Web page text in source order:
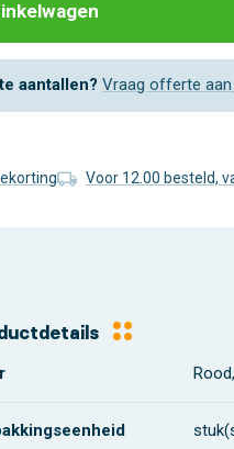
aantallen? Vraag offerte aan
Voor 12.00 besteld,